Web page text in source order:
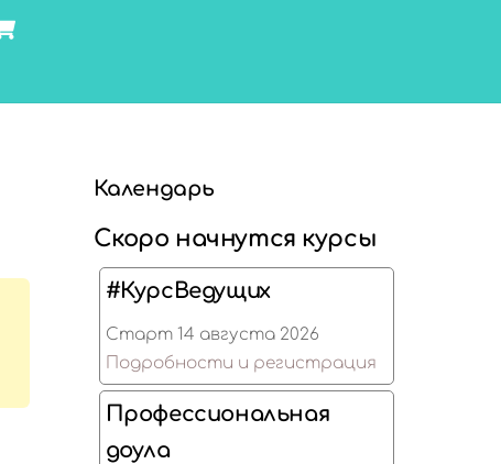
Календарь
Скоро начнутся курсы
#КурсВедущих
Старт 14 августа 2026
Подробности и регистрация
Профессиональная
доула